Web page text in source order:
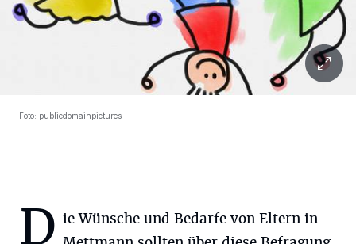
Foto: publicdomainpictures
D ie Wünsche und Bedarfe von Eltern in